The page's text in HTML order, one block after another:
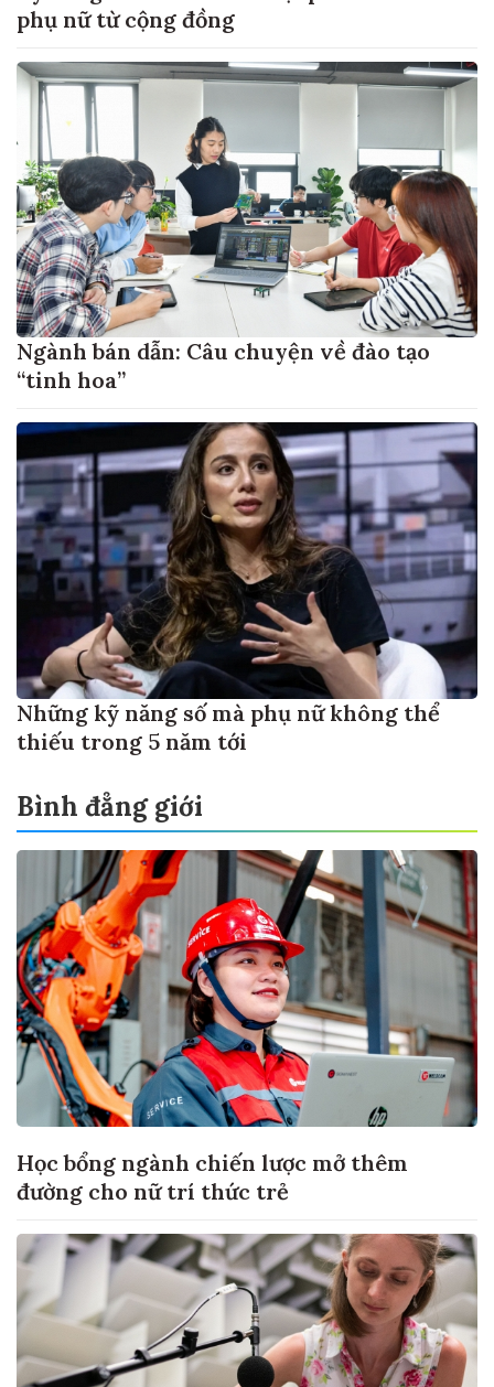
phụ nữ từ cộng đồng
Ngành bán dẫn: Câu chuyện về đào tạo
“tinh hoa”
Những kỹ năng số mà phụ nữ không thể
thiếu trong 5 năm tới
Bình đẳng giới
Học bổng ngành chiến lược mở thêm
đường cho nữ trí thức trẻ